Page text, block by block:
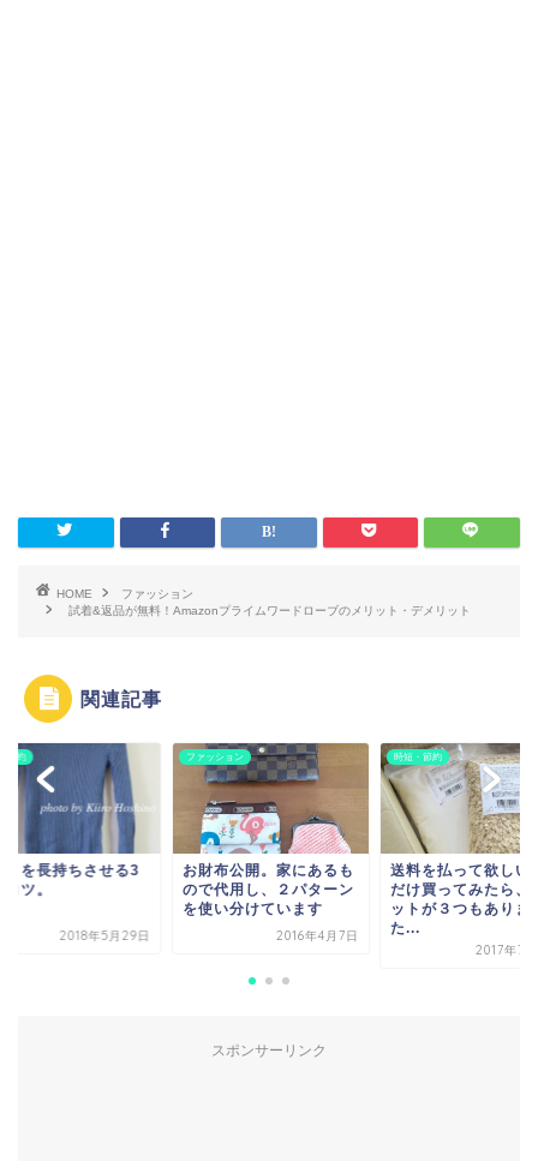
HOME
ファッション
試着&返品が無料！Amazonプライムワードローブのメリット・デメリット
関連記事
ション
布公開。家にあるも
代用し、２パターン
2016年4月7日
時短・節約
送料を払って欲しいモノ
だけ買ってみたら、メリ
ットが３つもありまし
時短・節約
ニットを長持ちさせ
つのコツ。
スポンサーリンク